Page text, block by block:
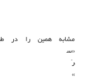
مشابه همین را در
«س
رّ
»